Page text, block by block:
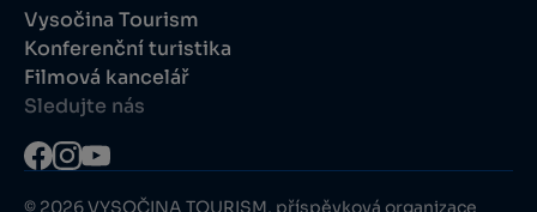
Vysočina Tourism
Konferenční turistika
Filmová kancelář
Sledujte nás
© 2026 VYSOČINA TOURISM, příspěvková organizace